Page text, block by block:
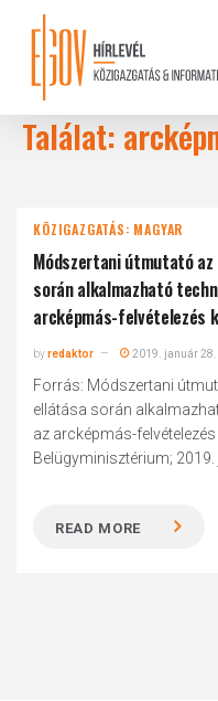
content
Találat:
KÖZIGAZGATÁS: MAGYAR
Módszertani útmutató
során alkalmazható
arcképmás-felvételezés
byredaktor 2019. január 28.
Forrás: Módszertani
ellátása során
az arcképmás-
Belügyminisztérium; 2019.
READ MORE